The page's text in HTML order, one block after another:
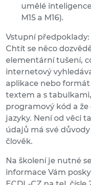
umělé
M15 a M16).
Vstupní předpoklady:
Chtít se něco
elementární tušení,
internetový
aplikace nebo
textem a s
programový kód a
jazyky. Není od věci
údajů má své
člověk.
Na školení je nutné
informace Vám